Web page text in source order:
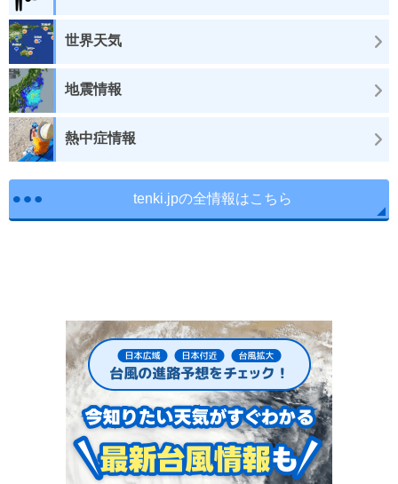
世界天気
地震情報
熱中症情報
tenki.jpの全情報はこちら